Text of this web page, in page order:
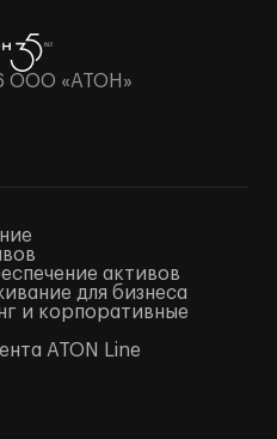
ООО «АТОН»
активов
для бизнеса
и корпоративные
ATON Line